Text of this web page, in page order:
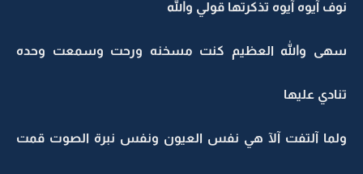
نوف آيوه آيوه تذكرتها قولي والله
سهى والله العظيم كنت مسخنه ورحت وسمعت وحده
تنادي عليها
ولما آلتفت آلآ هي نفس العيون ونفس نبرة الصوت قمت